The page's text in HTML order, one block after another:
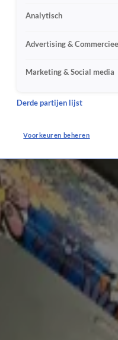
Nederlandse Antillen
reistijd'
Analytisch
Advertising &
Marketing & Social media
Derde partijen lijst
Voorkeuren beheren